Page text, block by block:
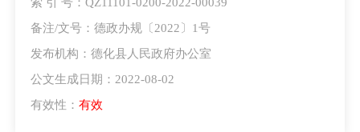
备注/文号：德政办规〔2022〕1号
发布机构：德化县人民政府办公室
公文生成日期：2022-08-02
有效性： 有效